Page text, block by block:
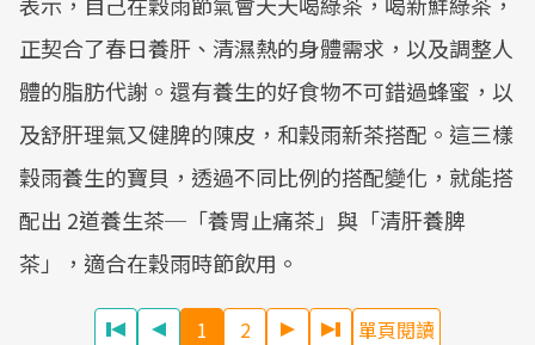
正契合了春日養肝、清濕熱的身體需求，以及調整人
體的脂肪代謝。還有養生的好食物不可錯過蜂蜜，以
及舒肝理氣又健脾的陳皮，和穀雨新茶搭配。這三樣
穀雨養生的寶貝，透過不同比例的搭配變化，就能搭
配出 2道養生茶─「養胃止痛茶」與「清肝養脾
茶」，適合在穀雨時節飲用。
1 2 單頁閱讀